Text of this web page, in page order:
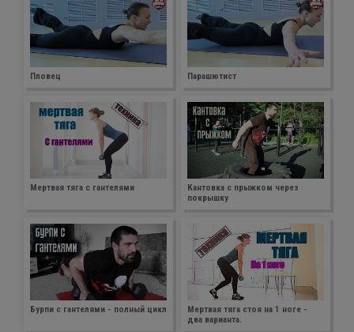
Пловец Парашютист
Мертвая тяга с гантелями
Кантовка с прыжком через
покрышку
Бурпи с гантелями - полный цикл
Мертвая тяга стоя на 1 ноге -
два варианта.